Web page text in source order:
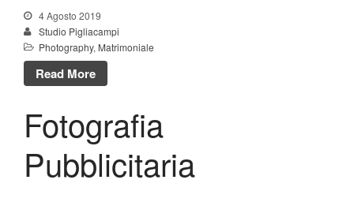
Genova
4 Agosto 2019
Studio Pigliacampi
Photography, Matrimoniale
Read More
Fotografia
Pubblicitaria